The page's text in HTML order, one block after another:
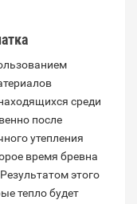
среди
после
утепления
время бревна
этого
тепло будет